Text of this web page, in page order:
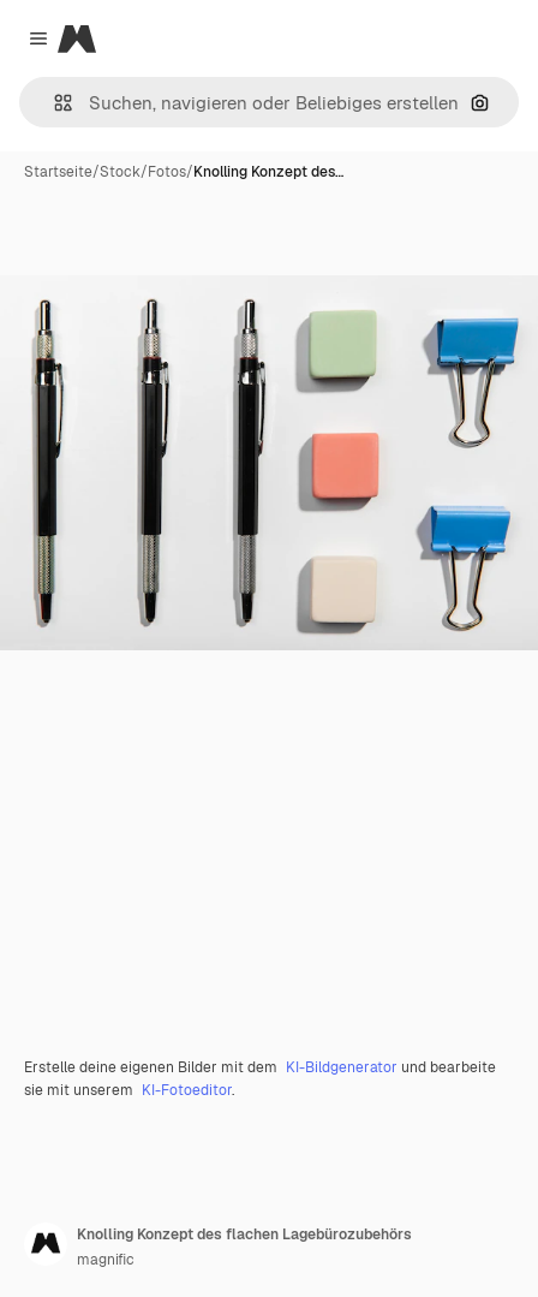
Close menu
Magnific
Nach
Startseite/Stock/Fotos/Knolling Konzept des…
Erstelle deine eigenen Bilder mit dem KI-Bildgenerator und bearbeite
sie mit unserem KI-Fotoeditor.
Knolling Konzept des flachen Lagebürozubehörs
magnific